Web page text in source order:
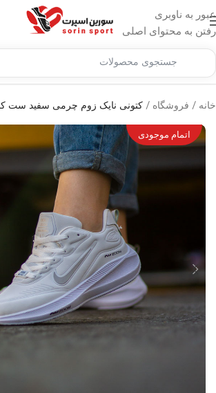
عبور به ناوبری
رفتن به محتوای اصلی
خانه / فروشگاه / کتونی نایک زوم چرمی سفید ست کد
اتمام موجودی